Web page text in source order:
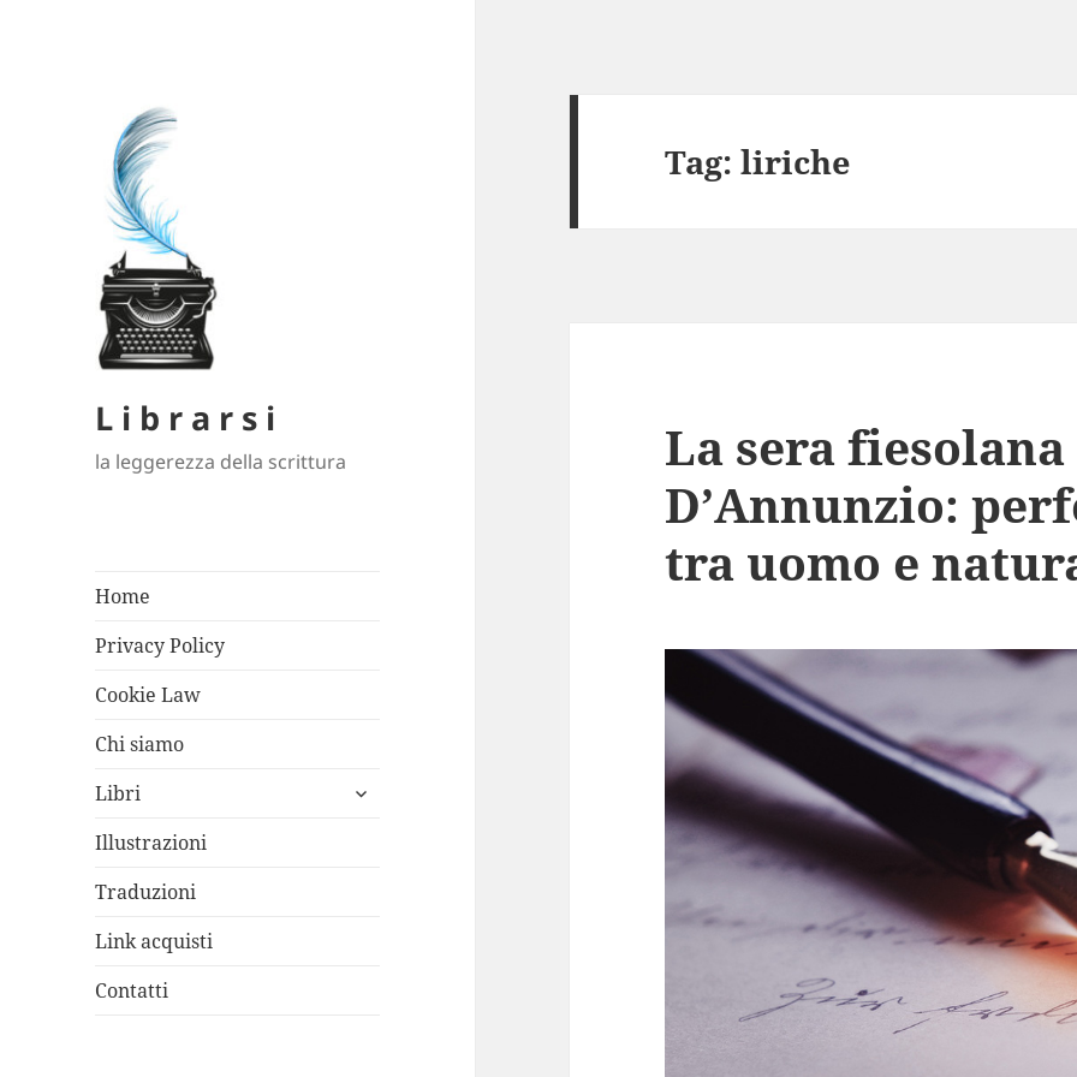
L i b r a r s i
la leggerezza della scrittura
Home
Privacy Policy
Cookie Law
Chi siamo
Libri
apri
Illustrazioni
Traduzioni
Link acquisti
Contatti
Tag:liriche
La sera
D’Annunzio:
tra uomo e